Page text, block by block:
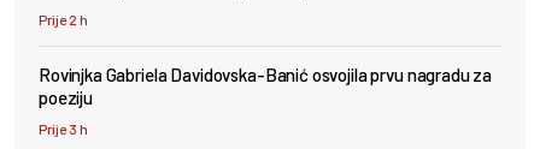
Prije 2 h
Rovinjka Gabriela Davidovska-Banić osvojila prvu nagradu za
poeziju
Prije 3 h